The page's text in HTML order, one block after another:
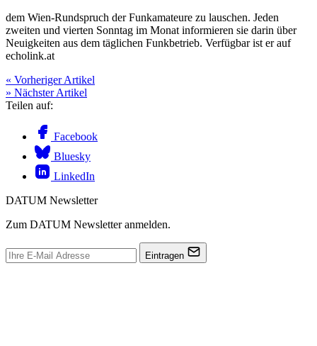
dem Wien-Rundspruch der Funkamateure zu lauschen. Jeden
zweiten und vierten Sonntag im Monat informieren sie darin über
Neuigkeiten aus dem täglichen Funkbetrieb. Verfügbar ist er auf
echolink.at
« Vorheriger Artikel
» Nächster Artikel
Teilen auf:
Facebook
Bluesky
LinkedIn
DATUM Newsletter
Zum DATUM Newsletter anmelden.
Eintragen